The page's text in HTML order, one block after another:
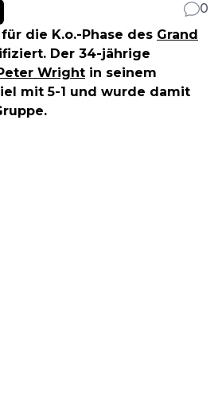
0
die K.o.-Phase des Grand
Der 34-jährige
Wright in seinem
mit 5-1 und wurde damit